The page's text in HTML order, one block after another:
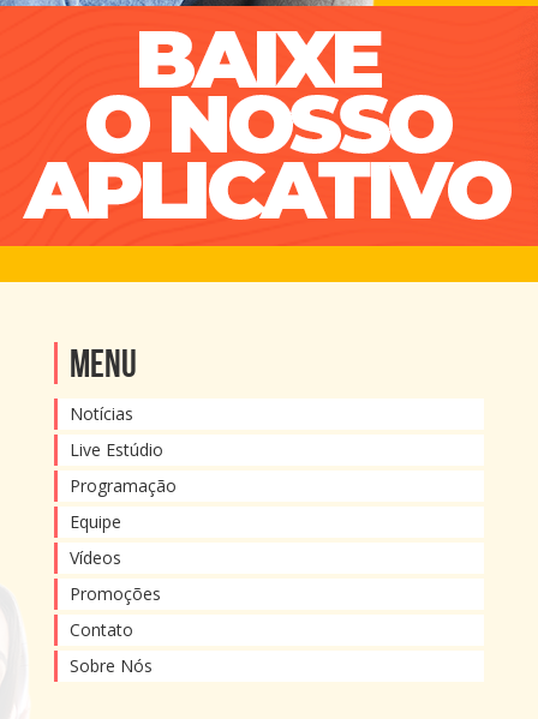
Menu
Notícias
Live Estúdio
Programação
Equipe
Vídeos
Promoções
Contato
Sobre Nós